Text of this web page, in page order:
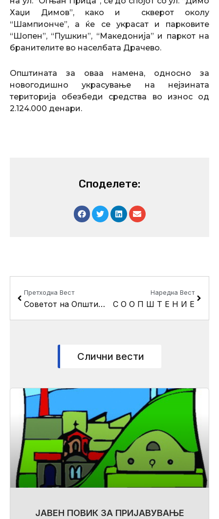
Хаџи Димов”, како и скверот околу
“Шампионче”, а ќе се украсат и парковите
“Шопен”, “Пушкин”, “Македонија” и паркот на
бранителите во населбата Драчево.
Општината за оваа намена, односно за
новогодишно украсување на нејзината
територија обезбеди средства во износ од
2.124.000 денари.
Споделете:
Претходна Вест
Советот на Општина Кисела Вода ќе ја одржи 10-та пленарна седница
Наредна Вест
С О О П Ш Т Е Н И Е
Слични вести
ЈАВЕН ПОВИК ЗА ПРИЈАВУВАЊЕ